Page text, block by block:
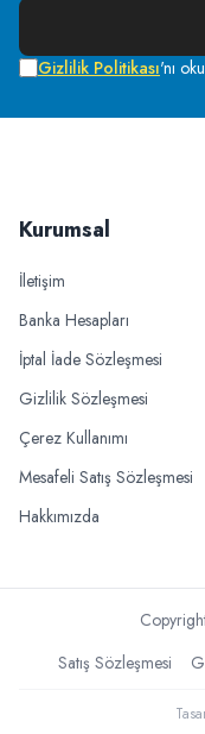
Gizlilik Politikası'nı
Kurumsal
İletişim
Banka Hesapları
İptal İade Sözleşmesi
Gizlilik Sözleşmesi
Çerez Kullanımı
Mesafeli Satış Sözleşmesi
Hakkımızda
Satış Sözleşmesi